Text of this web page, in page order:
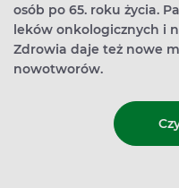
osób po 65. roku życia.
leków onkologicznych i
Zdrowia daje też nowe
nowotworów.